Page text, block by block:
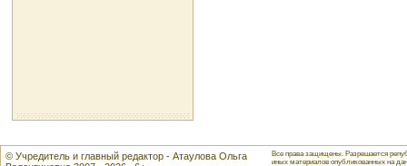
© Учредитель и главный редактор - Атаулова Ольга
Все права защищены. Разрешается
иных материалов опубликованных на